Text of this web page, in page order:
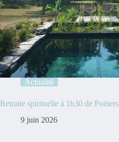
Actualité
Retraite spirituelle à 1h30 de Poitiers
9 juin 2026